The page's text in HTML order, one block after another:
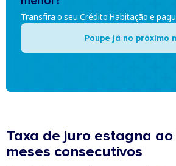
Transfira o seu Crédito Habitação e
Poupe já no próximo
Taxa de juro estagna ao
meses consecutivos